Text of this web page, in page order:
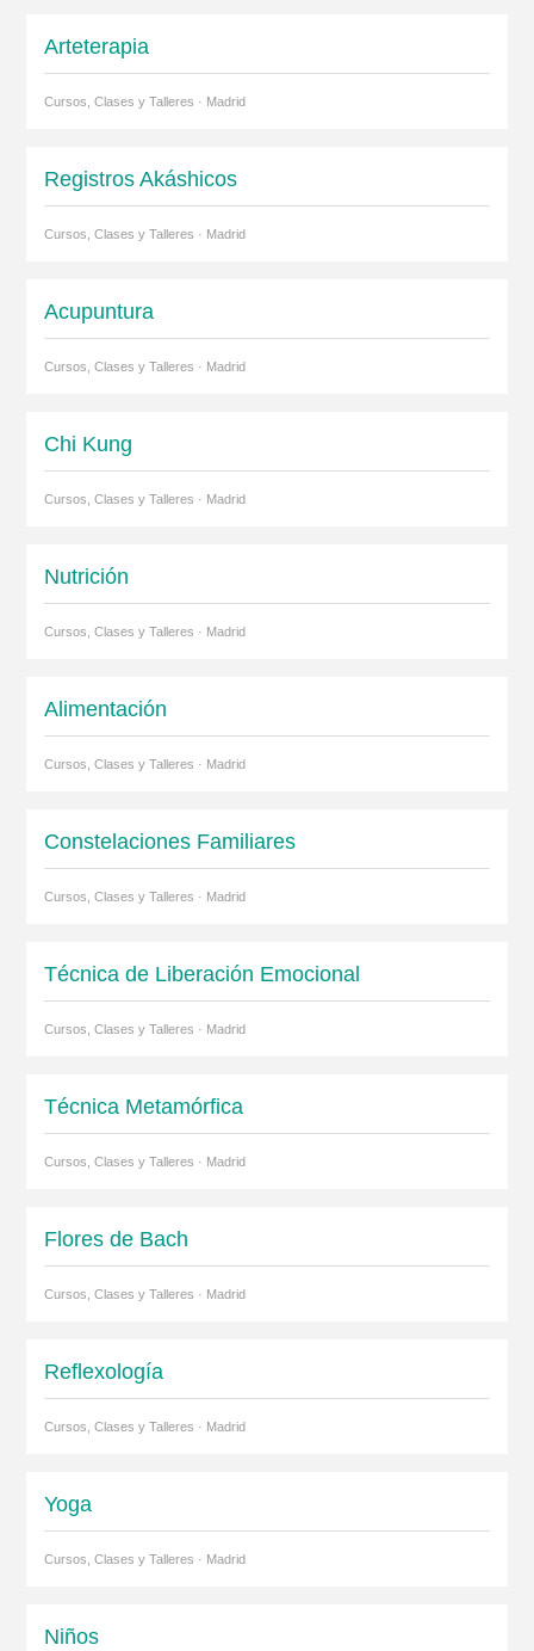
Arteterapia
Cursos, Clases y Talleres · Madrid
Registros Akáshicos
Cursos, Clases y Talleres · Madrid
Acupuntura
Cursos, Clases y Talleres · Madrid
Chi Kung
Cursos, Clases y Talleres · Madrid
Nutrición
Cursos, Clases y Talleres · Madrid
Alimentación
Cursos, Clases y Talleres · Madrid
Constelaciones Familiares
Cursos, Clases y Talleres · Madrid
Técnica de Liberación Emocional
Cursos, Clases y Talleres · Madrid
Técnica Metamórfica
Cursos, Clases y Talleres · Madrid
Flores de Bach
Cursos, Clases y Talleres · Madrid
Reflexología
Cursos, Clases y Talleres · Madrid
Yoga
Cursos, Clases y Talleres · Madrid
Niños